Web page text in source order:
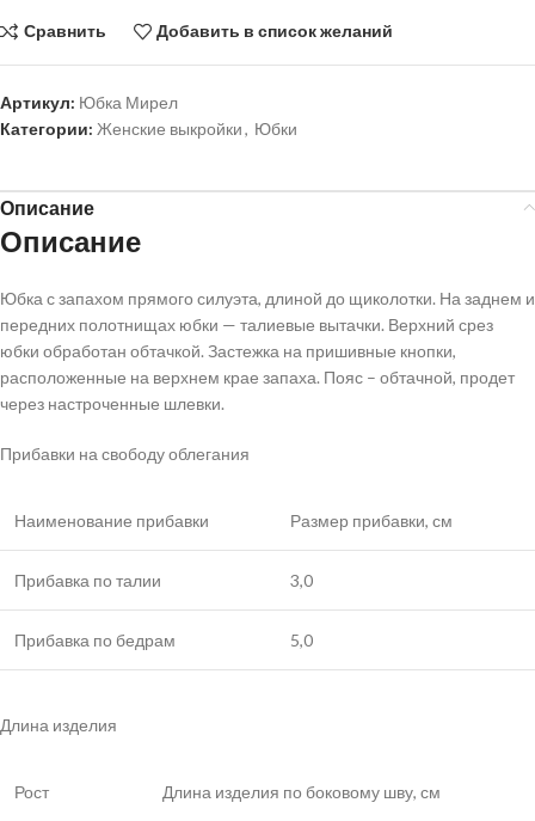
Сравнить Добавить в список желаний
Артикул: Юбка Мирел
Категории: Женские выкройки, Юбки
Описание
Описание
Юбка с запахом прямого силуэта, длиной до щиколотки. На заднем и
передних полотнищах юбки — талиевые вытачки. Верхний срез
юбки обработан обтачкой. Застежка на пришивные кнопки,
расположенные на верхнем крае запаха. Пояс – обтачной, продет
через настроченные шлевки.
Прибавки на свободу облегания
Наименование прибавки Размер прибавки, см
Прибавка по талии 3,0
Прибавка по бедрам 5,0
Длина изделия
Рост Длина изделия по боковому шву, см